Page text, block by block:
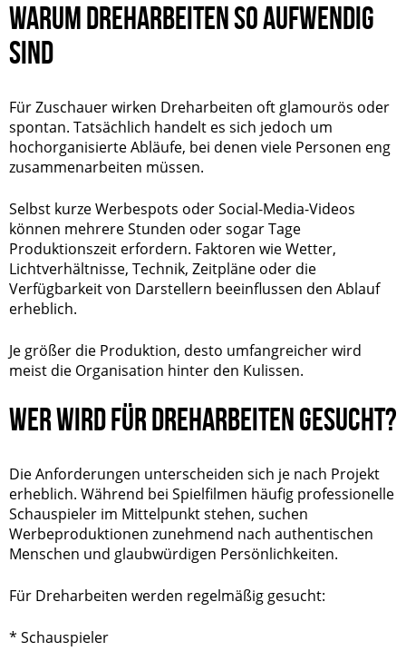
WARUM DREHARBEITEN SO AUFWENDIG
SIND
Für Zuschauer wirken Dreharbeiten oft glamourös oder
spontan. Tatsächlich handelt es sich jedoch um
hochorganisierte Abläufe, bei denen viele Personen eng
zusammenarbeiten müssen.
Selbst kurze Werbespots oder Social-Media-Videos
können mehrere Stunden oder sogar Tage
Produktionszeit erfordern. Faktoren wie Wetter,
Lichtverhältnisse, Technik, Zeitpläne oder die
Verfügbarkeit von Darstellern beeinflussen den Ablauf
erheblich.
Je größer die Produktion, desto umfangreicher wird
meist die Organisation hinter den Kulissen.
WER WIRD FÜR DREHARBEITEN GESUCHT?
Die Anforderungen unterscheiden sich je nach Projekt
erheblich. Während bei Spielfilmen häufig professionelle
Schauspieler im Mittelpunkt stehen, suchen
Werbeproduktionen zunehmend nach authentischen
Menschen und glaubwürdigen Persönlichkeiten.
Für Dreharbeiten werden regelmäßig gesucht:
* Schauspieler